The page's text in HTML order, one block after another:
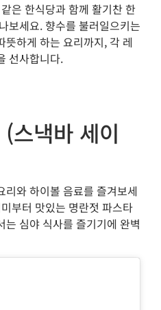
은 한식당과 함께 활기찬 한
보세요. 향수를 불러일으키는
하게 하는 요리까지, 각 레
선사합니다.
스낵바 세이
와 하이볼 음료를 즐겨보세
부터 맛있는 명란젓 파스타
심야 식사를 즐기기에 완벽